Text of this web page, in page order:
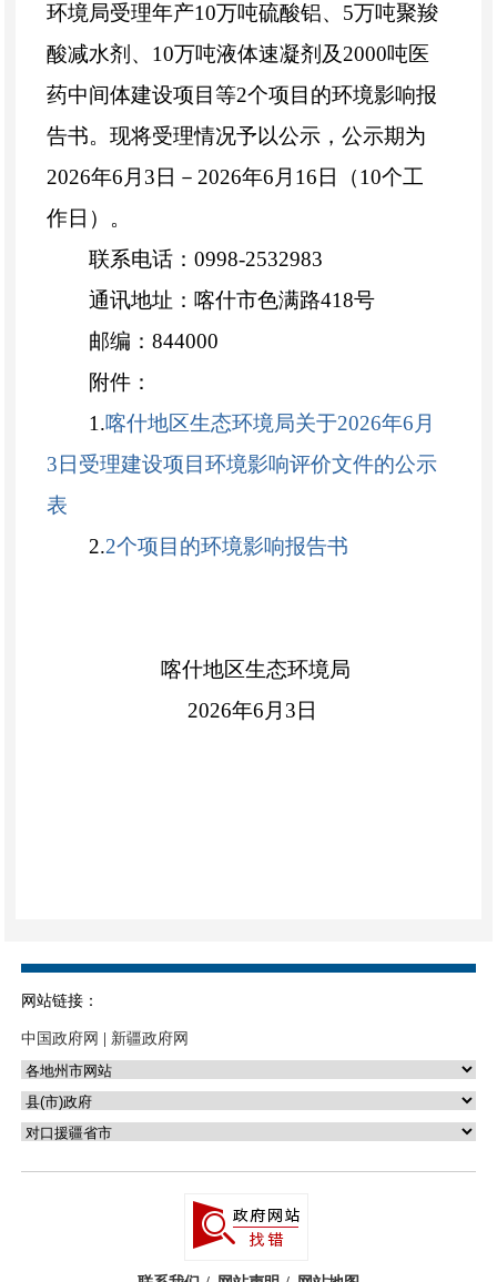
环境局受理年产10万吨硫酸铝、5万吨聚羧
酸减水剂、10万吨液体速凝剂及2000吨医
药中间体建设项目等2个项目的环境影响报
告书。现将受理情况予以公示，公示期为
2026年6月3日－2026年6月16日（10个工
作日）。
联系电话：0998-2532983
通讯地址：喀什市色满路418号
邮编：844000
附件：
1.喀什地区生态环境局关于2026年6月
3日受理建设项目环境影响评价文件的公示
表
2.2个项目的环境影响报告书
喀什地区生态环境局
2026年6月3日
网站链接：
中国政府网 新疆政府网